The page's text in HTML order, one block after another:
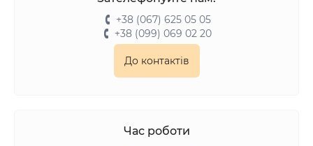
+38 (067) 625 05 05
+38 (099) 069 02 20
До контактів
Час роботи